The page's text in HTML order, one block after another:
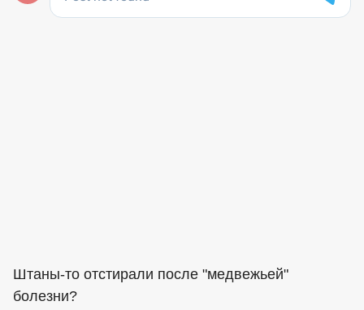
Штаны-то отстирали после "медвежьей"
болезни?